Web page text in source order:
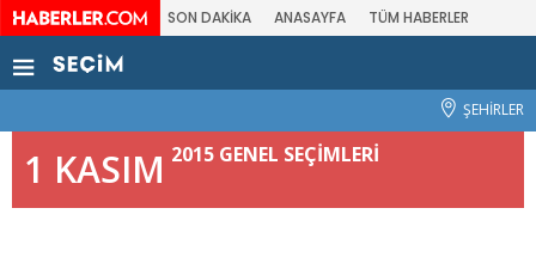
SON DAKİKA ANASAYFA TÜM HABERLER
ŞEHİRLER
1 KASIM 2015 GENEL SEÇİMLERİ